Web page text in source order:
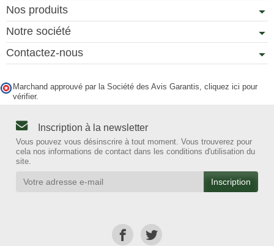
Nos produits
Notre société
Contactez-nous
Marchand approuvé par la Société des Avis Garantis, cliquez ici pour
vérifier.
Inscription à la newsletter
Vous pouvez vous désinscrire à tout moment. Vous trouverez pour
cela nos informations de contact dans les conditions d'utilisation du
site.